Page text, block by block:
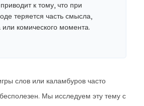
к тому, что при
теряется часть смысла,
или комического момента.
слов или каламбуров часто
Мы исследуем эту тему с